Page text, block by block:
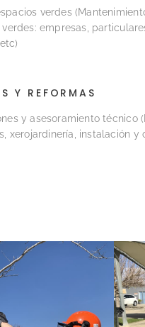
verdes
empresas,
Y REFORMAS
y asesoramiento técnico
xerojardinería, instalación y